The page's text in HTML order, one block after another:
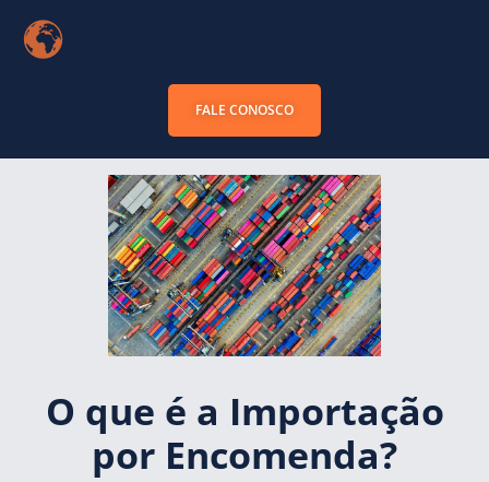
FALE CONOSCO
O que é a Importação
por Encomenda?